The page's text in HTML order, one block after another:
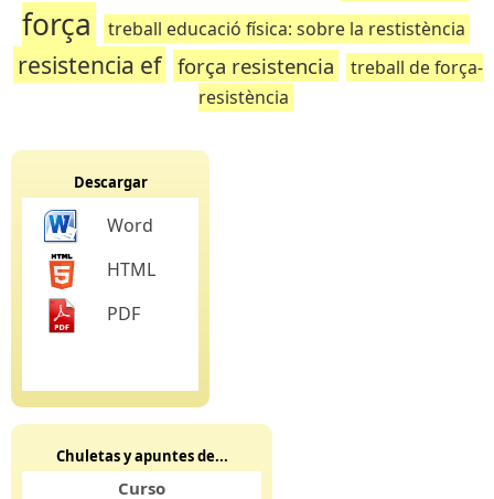
força
treball educació física: sobre la restistència
resistencia ef força resistencia
treball de força-
resistència
Descargar
Word
HTML
PDF
Chuletas y apuntes de...
Curso